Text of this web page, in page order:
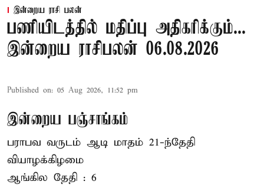
இன்றைய ராசி பலன்
பணியிடத்தில் மதிப்பு அதிகரிக்கும்...
இன்றைய ராசிபலன் 06.08.2026
Published on: 05 Aug 2026, 11:52 pm
இன்றைய பஞ்சாங்கம்
பராபவ வருடம் ஆடி மாதம் 21-ந்தேதி
வியாழக்கிழமை
ஆங்கில தேதி : 6